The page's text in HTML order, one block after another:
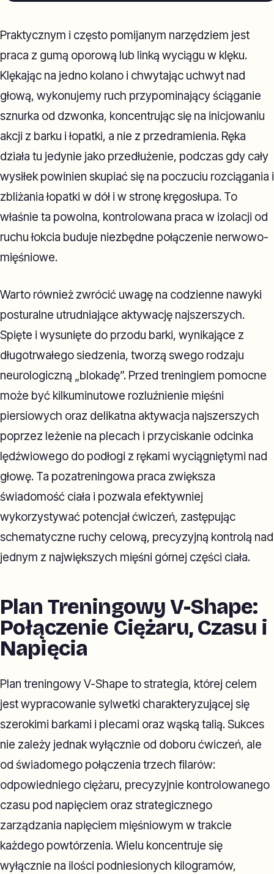
Praktycznym i często pomijanym narzędziem jest
praca z gumą oporową lub linką wyciągu w klęku.
Klękając na jedno kolano i chwytając uchwyt nad
głową, wykonujemy ruch przypominający ściąganie
sznurka od dzwonka, koncentrując się na inicjowaniu
akcji z barku i łopatki, a nie z przedramienia. Ręka
działa tu jedynie jako przedłużenie, podczas gdy cały
wysiłek powinien skupiać się na poczuciu rozciągania i
zbliżania łopatki w dół i w stronę kręgosłupa. To
właśnie ta powolna, kontrolowana praca w izolacji od
ruchu łokcia buduje niezbędne połączenie nerwowo-
mięśniowe.
Warto również zwrócić uwagę na codzienne nawyki
posturalne utrudniające aktywację najszerszych.
Spięte i wysunięte do przodu barki, wynikające z
długotrwałego siedzenia, tworzą swego rodzaju
neurologiczną „blokadę”. Przed treningiem pomocne
może być kilkuminutowe rozluźnienie mięśni
piersiowych oraz delikatna aktywacja najszerszych
poprzez leżenie na plecach i przyciskanie odcinka
lędźwiowego do podłogi z rękami wyciągniętymi nad
głowę. Ta pozatreningowa praca zwiększa
świadomość ciała i pozwala efektywniej
wykorzystywać potencjał ćwiczeń, zastępując
schematyczne ruchy celową, precyzyjną kontrolą nad
jednym z największych mięśni górnej części ciała.
Plan Treningowy V-Shape:
Połączenie Ciężaru, Czasu i
Napięcia
Plan treningowy V-Shape to strategia, której celem
jest wypracowanie sylwetki charakteryzującej się
szerokimi barkami i plecami oraz wąską talią. Sukces
nie zależy jednak wyłącznie od doboru ćwiczeń, ale
od świadomego połączenia trzech filarów:
odpowiedniego ciężaru, precyzyjnie kontrolowanego
czasu pod napięciem oraz strategicznego
zarządzania napięciem mięśniowym w trakcie
każdego powtórzenia. Wielu koncentruje się
wyłącznie na ilości podniesionych kilogramów,